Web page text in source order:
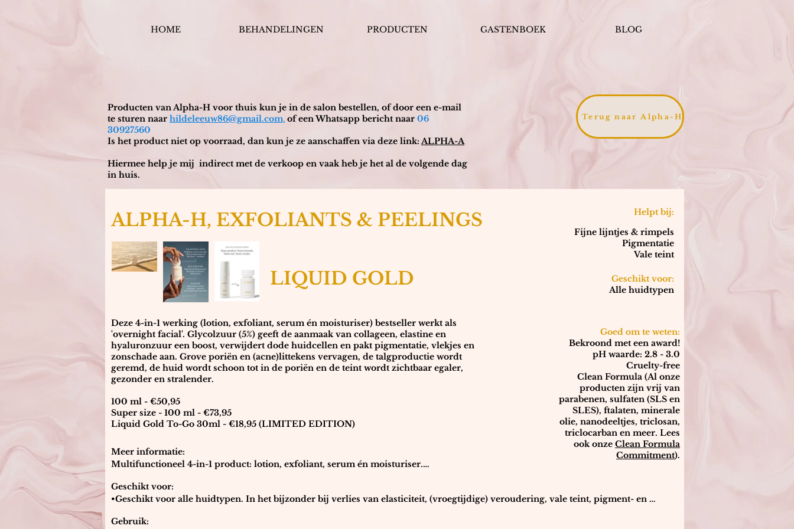
HOME BEHANDELINGEN PRODUCTEN GASTENBOEK BLOG
Terug naar Alpha-H
Helpt bij:
Fijne lijntjes & rimpels
Pigmentatie
Vale teint
Geschikt voor:
Alle huidtypen
ALPHA-H, EXFOLIANTS & PEELINGS
LIQUID GOLD
Deze 4-in-1 werking (lotion, exfoliant, serum én moisturiser) bestseller werkt als
'overnight facial'. Glycolzuur (5%) geeft de aanmaak van collageen, elastine en
hyaluronzuur een boost, verwijdert dode huidcellen en pakt pigmentatie, vlekjes en
zonschade aan. Grove poriën en (acne)littekens vervagen, de talgproductie wordt
geremd, de huid wordt schoon tot in de poriën en de teint wordt zichtbaar egaler,
gezonder en stralender.
100 ml - €50,95
Super size - 100 ml - €73,95
Liquid Gold To-Go 30ml - €18,95 (LIMITED EDITION)
Meer informatie:
Multifunctioneel 4-in-1 product: lotion, exfoliant, serum én moisturiser.
het product. Dit zet de huidcellen zodanig aan het werk dat de aanmaak van collageen, elastine en
huideigen hyaluronzuur in de diepere huidlagen flink toeneemt. Dit zorgt voor een betere
Glycolzuur verwijdert dode huidcellen, stimuleert de celvernieuwing, geeft de teint een boost, en
Goed om te weten:
Bekroond met een award!
pH waarde: 2.8 - 3.0
Cruelty-free
Clean Formula (Al onze
producten zijn vrij van
parabenen, sulfaten (SLS en
SLES), ftalaten, minerale
olie, nanodeeltjes, triclosan,
triclocarban en meer. Lees
ook onze Clean Formula
Commitment).
Geschikt voor:
•Geschikt voor alle huidtypen. In het bijzonder bij verlies van elasticiteit, (vroegtijdige) veroudering, vale teint, pigment- en
Gebruik:
Producten van Alpha-H voor thuis kun je in de salon bestellen, of door een e-mail
te sturen naar hildeleeuw86@gmail.com, of een Whatsapp bericht naar 06
30927560
Is het product niet op voorraad, dan kun je ze aanschaffen via deze link:ALPHA-A
Hiermee help je mij indirect met de verkoop en vaak heb je het al de volgende dag
in huis.